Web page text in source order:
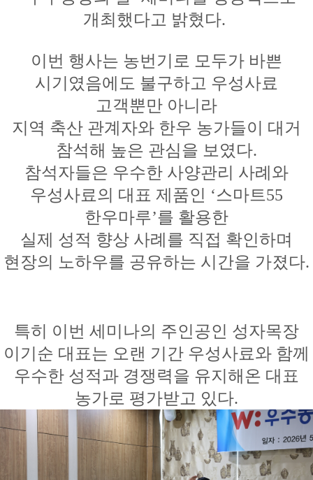
개최했다고 밝혔다.
이번 행사는 농번기로 모두가 바쁜
시기였음에도 불구하고 우성사료
고객뿐만 아니라
지역 축산 관계자와 한우 농가들이 대거
참석해 높은 관심을 보였다.
참석자들은 우수한 사양관리 사례와
우성사료의 대표 제품인 ‘스마트55
한우마루’를 활용한
실제 성적 향상 사례를 직접 확인하며
현장의 노하우를 공유하는 시간을 가졌다.
특히 이번 세미나의 주인공인 성자목장
이기순 대표는 오랜 기간 우성사료와 함께
우수한 성적과 경쟁력을 유지해온 대표
농가로 평가받고 있다.